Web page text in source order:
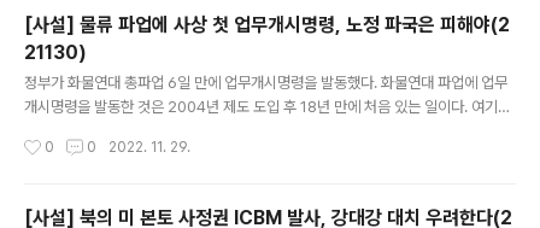
노조의 불법 행동을 좌시하지 않겠다고 선언한 것이다. 노동자들이 안전하게 일할 권
리를 달라고 외치는데 고작 할 말이 이것뿐이라니 참으로 답답하다. 파업은 노·정 간
대결적 해법으로는 결코 풀 수 없다. 그런데 정부는 강경 입장만 보이고 있다. 특히 김
수석은 이날 “업무복귀 명령을 거부한 운송종사자에 대해..
[사설] 물류 파업에 사상 첫 업무개시명령, 노정 파국은 피해야(2
21130)
정부가 화물연대 총파업 6일 만에 업무개시명령을 발동했다. 화물연대 파업에 업무
개시명령을 발동한 것은 2004년 제도 도입 후 18년 만에 처음 있는 일이다. 여기에
치는 더욱 가팔라질 것으로 전망된다. 노조 측의 동계 투쟁이 폭발하는 상황으로 갈
0 0 2022. 11. 29.
[사설] 북의 미 본토 사정권 ICBM 발사, 강대강 대치 우려한다(2